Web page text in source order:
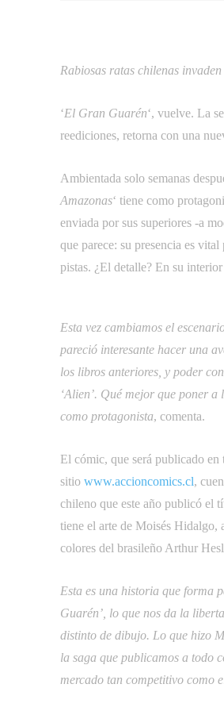
Rabiosas ratas chilenas
‘El Gran Guarén‘, vuelve. La
reediciones, retorna con una
Ambientada solo semanas
Amazonas‘ tiene como
enviada por sus superiores -a
que parece: su presencia es
pistas. ¿El detalle? En su
Esta vez cambiamos el
pareció interesante hacer una
los libros anteriores, y poder
‘Alien’. Qué mejor que poner
como protagonista, comenta.
El cómic, que será publicado
sitio www.accioncomics.cl,
chileno que este año publicó el
tiene el arte de Moisés Hidalgo,
colores del brasileño Arthur
Esta es una historia que forma
Guarén’, lo que nos da la
distinto de dibujo. Lo que hizo
la saga que publicamos a todo
mercado tan competitivo como